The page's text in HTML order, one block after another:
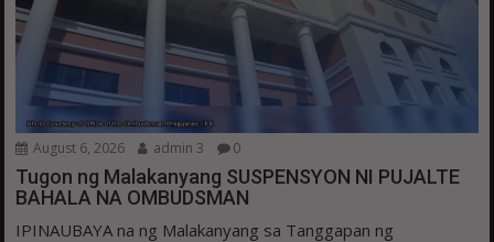
August 6, 2026 admin 3 0
Tugon ng Malakanyang SUSPENSYON NI PUJALTE
BAHALA NA OMBUDSMAN
IPINAUBAYA na ng Malakanyang sa Tanggapan ng